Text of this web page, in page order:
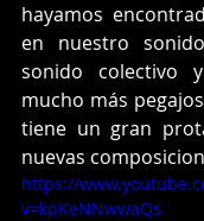
hayamos
en nuestro
sonido colectivo
mucho más
tiene un gran
nuevas
https://
v=kpKeNNwwaQs